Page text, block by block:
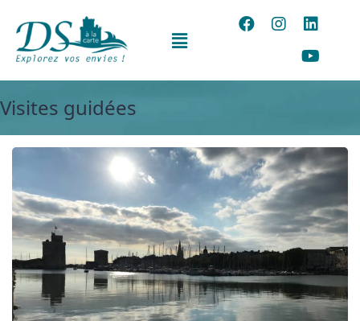
Visites guidées